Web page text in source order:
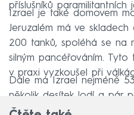
příslušníků paramilitantních
Izrael je také domovem
Jeruzalém má ve
200 tanků, spoléhá se na
silným pancéřováním.
v praxi vyzkoušel při
Dále má Izrael nejméně
několik desítek lodí a pár